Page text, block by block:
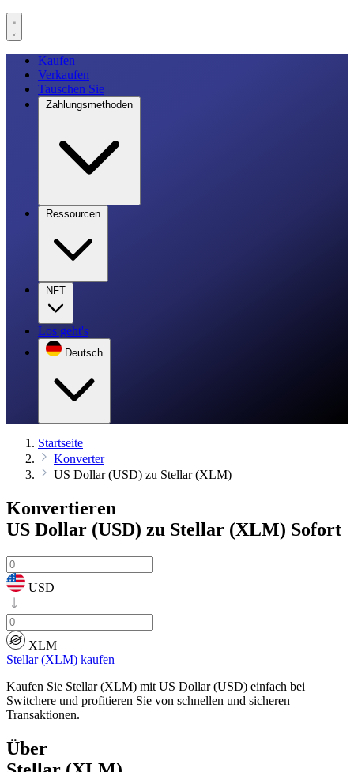
Kaufen
Verkaufen
Tauschen Sie
Zahlungsmethoden
Ressourcen
NFT
Los geht's
Deutsch
Startseite
Konverter
US Dollar (USD) zu Stellar (XLM)
Konvertieren
US Dollar (USD) zu Stellar (XLM) Sofort
USD
XLM
Stellar (XLM) kaufen
Kaufen Sie Stellar (XLM) mit US Dollar (USD) einfach bei
Switchere und profitieren Sie von schnellen und sicheren
Transaktionen.
Über